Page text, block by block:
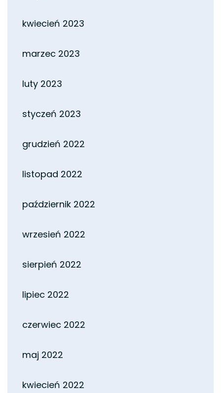
kwiecień 2023
marzec 2023
luty 2023
styczeń 2023
grudzień 2022
listopad 2022
październik 2022
wrzesień 2022
sierpień 2022
lipiec 2022
czerwiec 2022
maj 2022
kwiecień 2022